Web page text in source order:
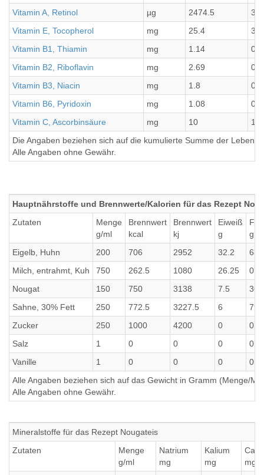
Vitamin A, Retinol µg 2474.5
Vitamin E, Tocopherol
mg 25.4
Vitamin B1, Thiamin
mg 1.14
Vitamin B2, Riboflavin
mg 2.69
Vitamin B3, Niacin
mg 1.8
Vitamin B6, Pyridoxin
mg 1.08
Vitamin C, Ascorbinsäure
mg 10
Die Angaben beziehen sich auf die kumulierte Summe der
Alle Angaben ohne Gewähr.
Hauptnährstoffe und Brennwerte/Kalorien für das Rezept
Zutaten
Menge
g/ml
Brennwert
kcal
Brennwert
kj
Eiweiß
g
Fett
g
Eigelb, Huhn
200 706 2952 32.2
Milch, entrahmt, Kuh
750 262.5 1080 26.25
Nougat
150 750 3138 7.5
36
Sahne, 30% Fett
250 772.5 3227.5 6
Zucker
250 1000 4200 0
0
Salz
1 0 0 0
0
Vanille
1 0 0 0
0
Alle Angaben beziehen sich auf das Gewicht in Gramm (Menge/
Alle Angaben ohne Gewähr.
Mineralstoffe für das Rezept Nougateis
Zutaten
Menge
g/ml
Natrium
mg
Kalium
mg
mg